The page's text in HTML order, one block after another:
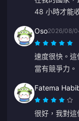
48 小時才能
Oso2026/08/
速度很快。
當有競爭力。
Fatema
很好，我對這